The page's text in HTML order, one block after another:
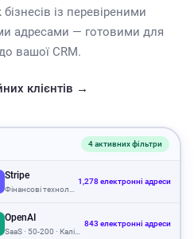
із перевіреними
адресами — готовими для
вашої CRM.
клієнтів →
4 активних фільтри
Stripe
1,278 електронні адреси
OpenAI
SaaS · 50-200 · Каліфорнія, США
843 електронні адреси